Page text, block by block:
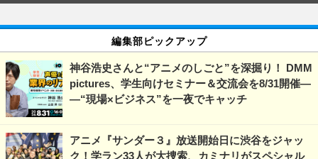
編集部ピックアップ
神谷浩史さんと“アニメのしごと”を深掘り！ DMM
pictures、学生向けセミナー＆交流会を8/31開催―
―“現場×ビジネス”を一夜でキャッチ
アニメ『サンダー３』放送開始日に渋谷をジャッ
ク！学ラン33人が大捜索、カミナリがスペシャル